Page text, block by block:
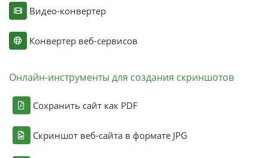
Видео-конвертер
Конвертер веб-сервисов
Онлайн-инструменты для создания скриншотов
Сохранить сайт как PDF
Скриншот веб-сайта в формате JPG